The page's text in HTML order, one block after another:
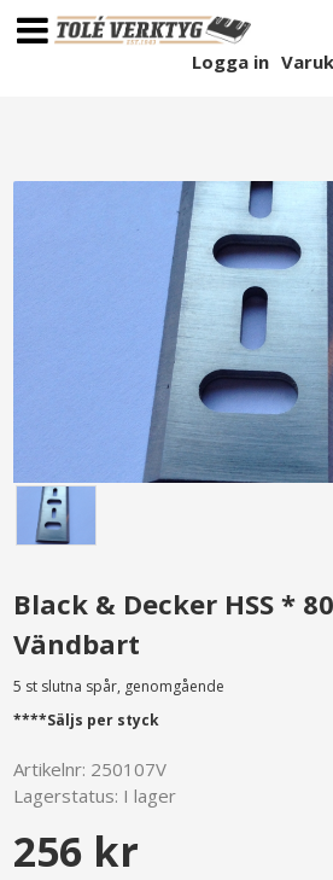
Logga in
Black & Decker HSS *
Vändbart
5 st slutna spår, genomgående
****Säljs per styck
Artikelnr: 250107V
Lagerstatus: I lager
256 kr